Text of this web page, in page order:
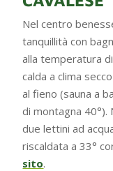
Nel centro
tanquillità con
alla temperatura
calda a clima
al fieno (sauna a
di montagna
due lettini ad
riscaldata a 33°
sito.